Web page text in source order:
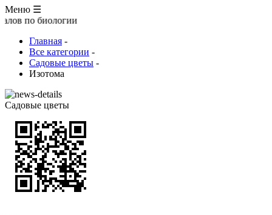
Меню ☰
Главная -
Все категории -
Садовые цветы -
Изотома
Садовые цветы